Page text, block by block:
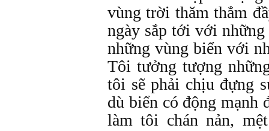
vùng trời thăm thẳm
ngày sắp tới với
những vùng biển với
Tôi tưởng tượng
tôi sẽ phải chịu đựng
dù biển có động mạnh
làm tôi chán nản,